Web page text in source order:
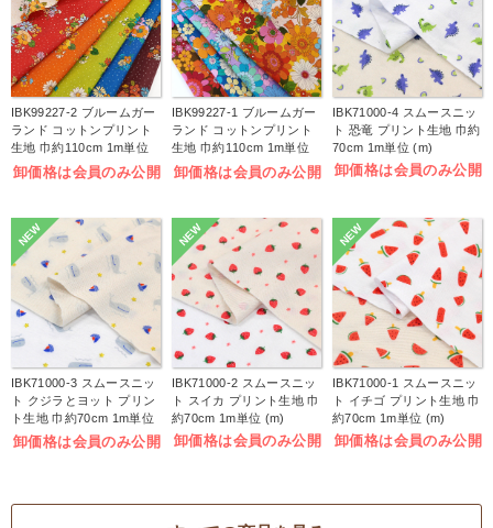
IBK99227-2 ブルームガー
ランド コットンプリント
生地 巾約110cm 1m単位
(m)
卸価格は会員のみ公開
IBK99227-1 ブルームガー
ランド コットンプリント
生地 巾約110cm 1m単位
(m)
卸価格は会員のみ公開
IBK71000-4 スムースニッ
ト 恐竜 プリント生地 巾約
70cm 1m単位 (m)
卸価格は会員のみ公開
NEW
IBK71000-3 スムースニッ
ト クジラとヨット プリン
ト生地 巾約70cm 1m単位
(m)
卸価格は会員のみ公開
NEW
IBK71000-2 スムースニッ
ト スイカ プリント生地 巾
約70cm 1m単位 (m)
卸価格は会員のみ公開
NEW
IBK71000-1 スムースニッ
ト イチゴ プリント生地 巾
約70cm 1m単位 (m)
卸価格は会員のみ公開